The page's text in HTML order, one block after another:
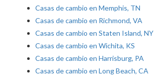
Casas de cambio en Memphis, TN
Casas de cambio en Richmond, VA
Casas de cambio en Staten Island, NY
Casas de cambio en Wichita, KS
Casas de cambio en Harrisburg, PA
Casas de cambio en Long Beach, CA